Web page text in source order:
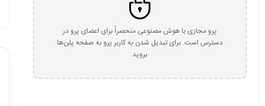
پرو مجازی با هوش مصنوعی منحصراً برای اعضای پرو در
دسترس است. برای تبدیل شدن به کاربر پرو به صفحه پلن‌ها
بروید